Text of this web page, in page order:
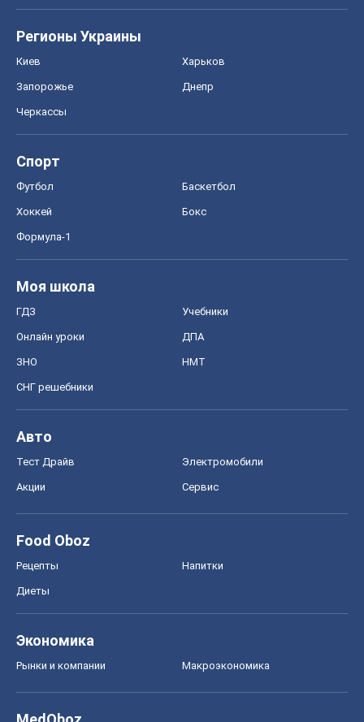
Регионы Украины
Киев Харьков
Запорожье Днепр
Черкассы
Спорт
Футбол Баскетбол
Хоккей Бокс
Формула-1
Моя школа
ГДЗ Учебники
Онлайн уроки ДПА
ЗНО НМТ
СНГ решебники
Авто
Тест Драйв Электромобили
Акции Сервис
Food Oboz
Рецепты Напитки
Диеты
Экономика
Рынки и компании Mакроэкономика